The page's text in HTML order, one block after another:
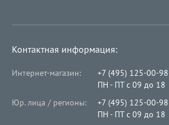
Контактная информация:
Интернет-магазин:
+7 (495) 125-00-98
ПН - ПТ с 09 до 18
Юр. лица / регионы:
+7 (495) 125-00-98
ПН - ПТ с 09 до 18